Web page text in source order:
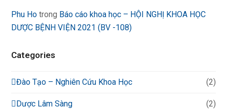
Phu Ho trong Báo cáo khoa học – HỘI NGHỊ KHOA HỌC
DƯỢC BỆNH VIỆN 2021 (BV -108)
Categories
Đào Tạo – Nghiên Cứu Khoa Học (2)
Dược Lâm Sàng (2)